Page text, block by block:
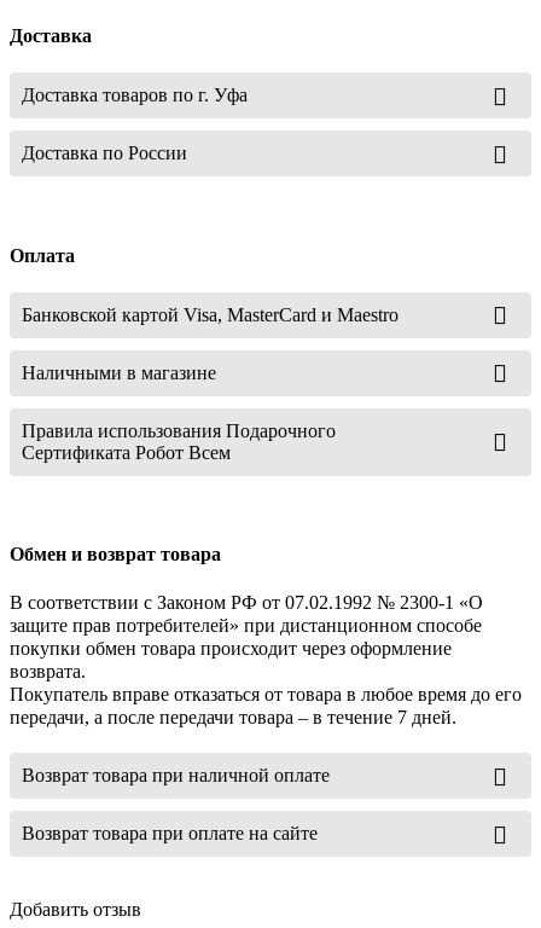
Доставка
Доставка товаров по г. Уфа
Доставка по России
Оплата
Банковской картой Visa, MasterCard и Maestro
Наличными в магазине
Правила использования Подарочного
Сертификата Робот Всем
Обмен и возврат товара
В соответствии с Законом РФ от 07.02.1992 № 2300-1 «О
защите прав потребителей» при дистанционном способе
покупки обмен товара происходит через оформление
возврата.
Покупатель вправе отказаться от товара в любое время до его
передачи, а после передачи товара – в течение 7 дней.
Возврат товара при наличной оплате
Возврат товара при оплате на сайте
Добавить отзыв